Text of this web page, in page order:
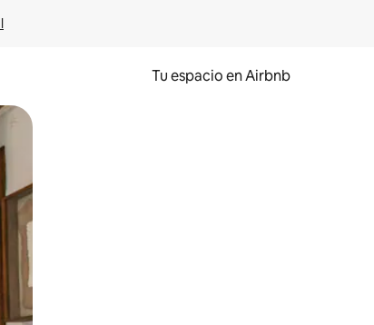
Tu espacio en Airbnb